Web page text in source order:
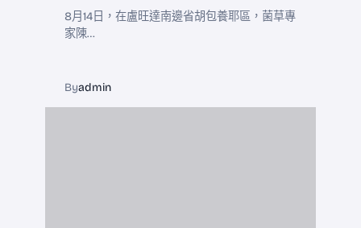
8月14日，在盧旺達南邊省胡包養耶區，菌草專
家陳…
Byadmin